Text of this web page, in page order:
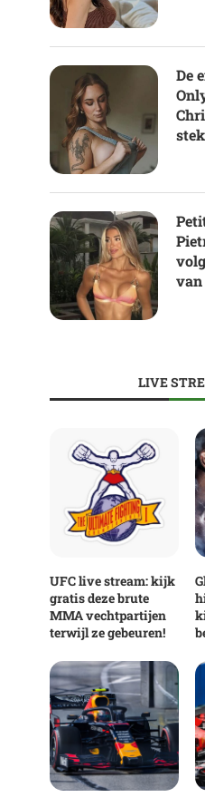
De
van
LIVE
UFC live stream: kijk
gratis deze brute
MMA vechtpartijen
terwijl ze gebeuren!